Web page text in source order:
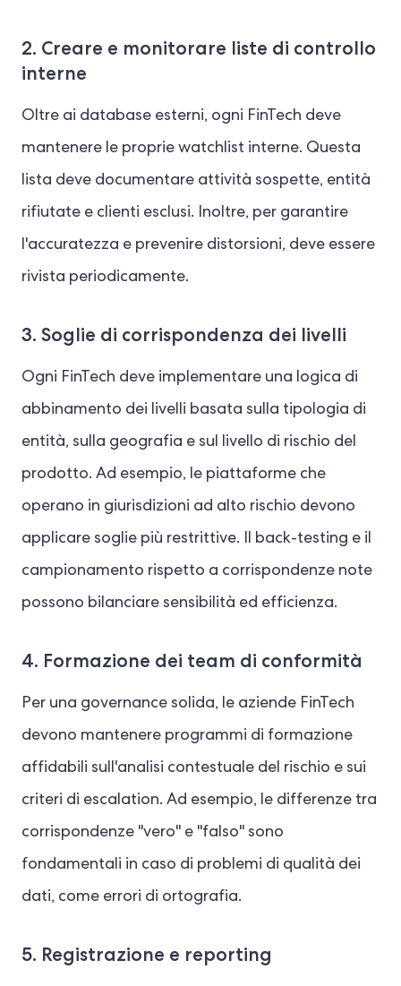
2. Creare e monitorare liste di controllo
interne
Oltre ai database esterni, ogni FinTech deve
mantenere le proprie watchlist interne. Questa
lista deve documentare attività sospette, entità
rifiutate e clienti esclusi. Inoltre, per garantire
l'accuratezza e prevenire distorsioni, deve essere
rivista periodicamente.
3. Soglie di corrispondenza dei livelli
Ogni FinTech deve implementare una logica di
abbinamento dei livelli basata sulla tipologia di
entità, sulla geografia e sul livello di rischio del
prodotto. Ad esempio, le piattaforme che
operano in giurisdizioni ad alto rischio devono
applicare soglie più restrittive. Il back-testing e il
campionamento rispetto a corrispondenze note
possono bilanciare sensibilità ed efficienza.
4. Formazione dei team di conformità
Per una governance solida, le aziende FinTech
devono mantenere programmi di formazione
affidabili sull'analisi contestuale del rischio e sui
criteri di escalation. Ad esempio, le differenze tra
corrispondenze "vero" e "falso" sono
fondamentali in caso di problemi di qualità dei
dati, come errori di ortografia.
5. Registrazione e reporting